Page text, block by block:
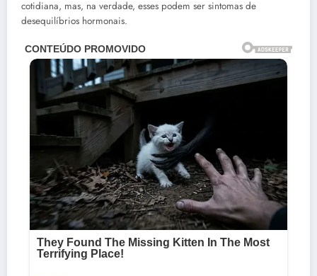
cotidiana, mas, na verdade, esses podem ser sintomas de
desequilíbrios hormonais.